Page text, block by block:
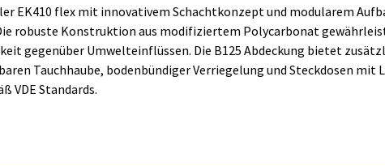
EK410 flex mit innovativem Schachtkonzept und modularem
robuste Konstruktion aus modifiziertem Polycarbonat
gegenüber Umwelteinflüssen. Die B125 Abdeckung bietet
Tauchhaube, bodenbündiger Verriegelung und Steckdosen mit
VDE Standards.